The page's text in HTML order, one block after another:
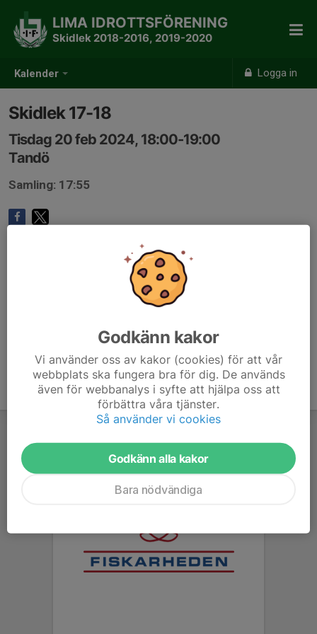
Kalender Logga in
LIMA IDROTTSFÖRENING
Skidlek 2018-2016, 2019-2020
Skidlek 17-18
Tisdag 20 feb 2024, 18:00-19:00
Tandö
Samling: 17:55
Godkänn kakor
Vi använder oss av kakor (cookies) för att vår
webbplats ska fungera bra för dig. De används
även för webbanalys i syfte att hjälpa oss att
förbättra våra tjänster.
Så använder vi cookies
Godkänn alla kakor
Bara nödvändiga